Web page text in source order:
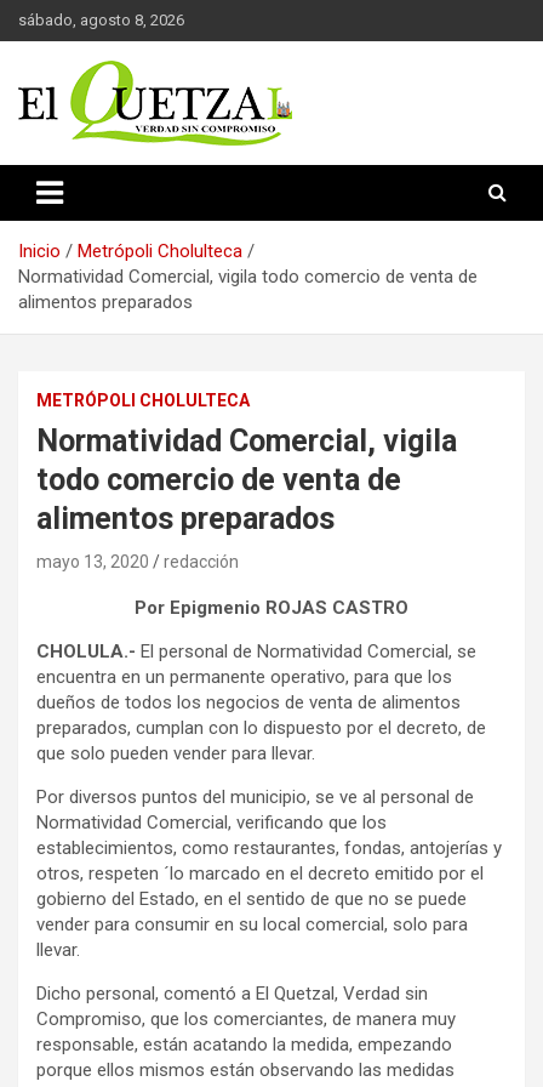
Saltar
al
sábado, agosto 8, 2026
El Quetzal de Cholula
Inicio
Metrópoli Cholulteca
Normatividad Comercial, vigila todo comercio de venta de
alimentos preparados
METRÓPOLI CHOLULTECA
Normatividad Comercial, vigila
todo comercio de venta de
alimentos preparados
mayo 13, 2020 redacción
Por Epigmenio ROJAS CASTRO
CHOLULA.- El personal de Normatividad Comercial, se
encuentra en un permanente operativo, para que los
dueños de todos los negocios de venta de alimentos
preparados, cumplan con lo dispuesto por el decreto, de
que solo pueden vender para llevar.
Por diversos puntos del municipio, se ve al personal de
Normatividad Comercial, verificando que los
establecimientos, como restaurantes, fondas, antojerías y
otros, respeten ´lo marcado en el decreto emitido por el
gobierno del Estado, en el sentido de que no se puede
vender para consumir en su local comercial, solo para
llevar.
Dicho personal, comentó a El Quetzal, Verdad sin
Compromiso, que los comerciantes, de manera muy
responsable, están acatando la medida, empezando
porque ellos mismos están observando las medidas